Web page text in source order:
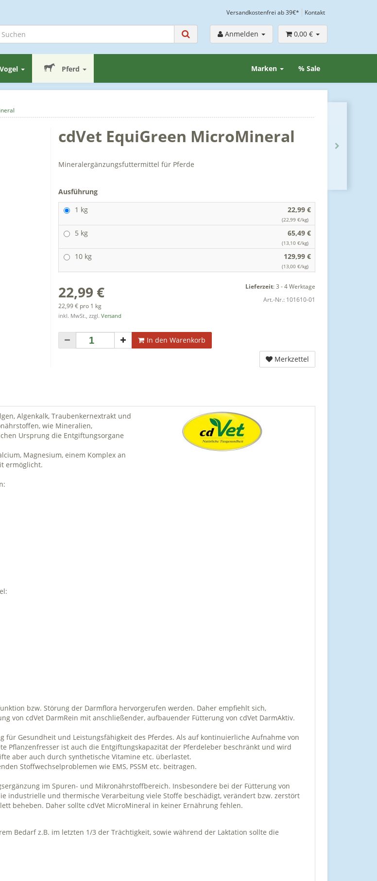
Versandkostenfrei ab 39€* Kontakt
Anmelden 0,00 €
Vogel Pferd % Sale
Marken
cdVet EquiGreen MicroMineral
Mineralergänzungsfuttermittel für Pferde
Ausführung
1 kg
22,99 €
(22,99 €/kg)
5 kg 65,49 €
(13,10 €/kg)
10 kg 129,99 €
(13,00 €/kg)
22,99 €
22,99 € pro 1 kg
inkl. MwSt., zzgl. Versand
Lieferzeit: 3 - 4 Werktage
Art.-Nr.: 101610-01
In den Warenkorb
Merkzettel
Algenkalk, Traubenkernextrakt und
wie Mineralien,
Ursprung die Entgiftungsorgane
Magnesium, einem Komplex an
ermöglicht.
bzw. Störung der Darmflora hervorgerufen werden. Daher empfiehlt sich,
von cdVet DarmRein mit anschließender, aufbauender Fütterung von cdVet DarmAktiv.
Gesundheit und Leistungsfähigkeit des Pferdes. Als auf kontinuierliche Aufnahme von
Pflanzenfresser ist auch die Entgiftungskapazität der Pferdeleber beschränkt und wird
aber auch durch synthetische Vitamine etc. überlastet.
Stoffwechselproblemen wie EMS, PSSM etc. beitragen.
im Spuren- und Mikronährstoffbereich. Insbesondere bei der Fütterung von
industrielle und thermische Verarbeitung viele Stoffe beschädigt, verändert bzw. zerstört
beheben. Daher sollte cdVet MicroMineral in keiner Ernährung fehlen.
Bedarf z.B. im letzten 1/3 der Trächtigkeit, sowie während der Laktation sollte die